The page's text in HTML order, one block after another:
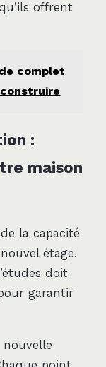
offrent
complet
:
maison
la capacité
étage.
doit
garantir